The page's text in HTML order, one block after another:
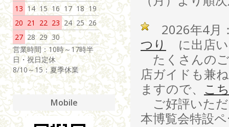
2026年4月
つり
に出店
たくさんの
店ガイドも兼
ますので、 こ
ご好評いた
本博覧会特設
13 14 15 16 17 18 19
20 21 22 23 24 25 26
27 28 29 30
営業時間：10時～17時半
日・祝日定休
8/10～15：夏季休業
Mobile